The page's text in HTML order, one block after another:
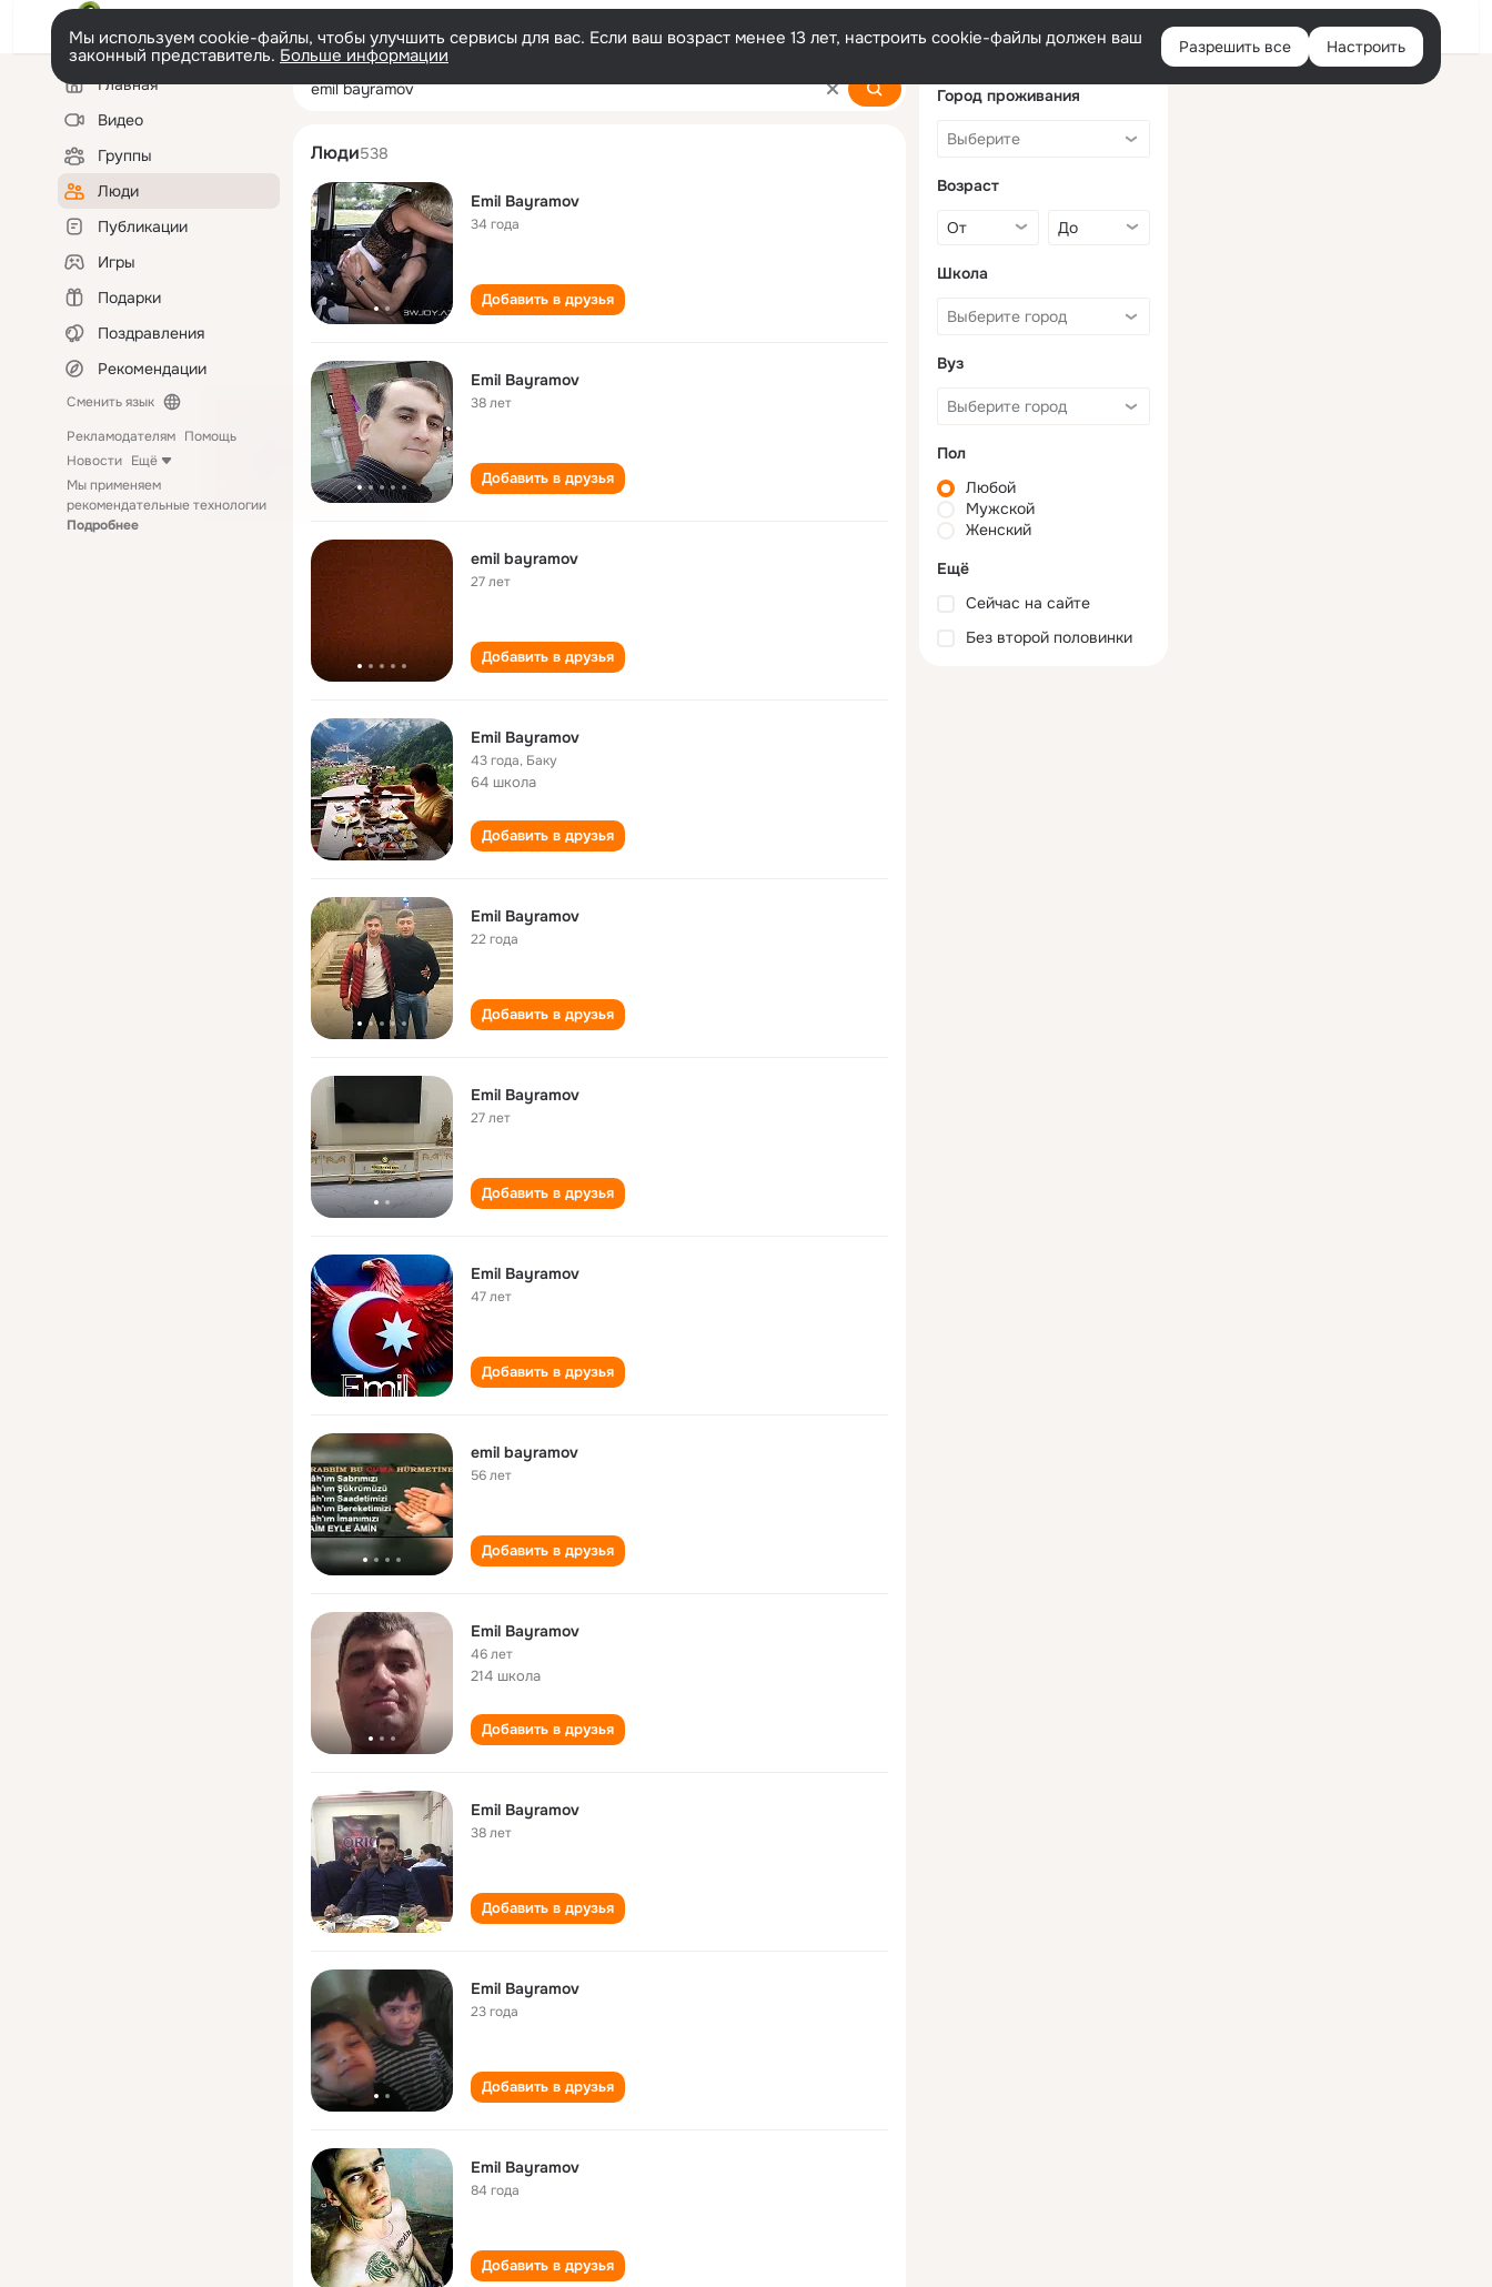
Войти
Мы используем cookie-файлы, чтобы улучшить сервисы для вас. Если ваш возраст менее 13 лет, настроить cookie-файлы должен ваш
законный представитель. Больше информации Разрешить все Настроить
Левая
колонкаГлавная
Видео
Группы
Люди
Публикации
Игры
Подарки
Поздравления
Рекомендации
Сменить язык
Рекламодателям Помощь
Новости Ещё
Мы применяем
рекомендательные технологии
Подробнее
emil bayramov
Люди538
Emil Bayramov
34 года
Добавить в друзья
Emil Bayramov
38 лет
Добавить в друзья
emil bayramov
27 лет
Добавить в друзья
Emil Bayramov
43 года, Баку
64 школа
Добавить в друзья
Emil Bayramov
22 года
Добавить в друзья
Emil Bayramov
27 лет
Добавить в друзья
Emil Bayramov
47 лет
Добавить в друзья
emil bayramov
56 лет
Добавить в друзья
Emil Bayramov
46 лет
214 школа
Добавить в друзья
Emil Bayramov
38 лет
Добавить в друзья
Emil Bayramov
23 года
Добавить в друзья
Emil Bayramov
84 года
Добавить в друзья
Город проживания
Возраст
Школа
Вуз
Пол
Любой
Мужской
Женский
Ещё
Сейчас на сайте
Без второй половинки